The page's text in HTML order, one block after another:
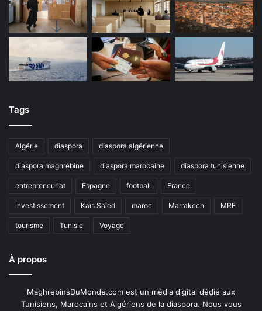
Tags
Algérie diaspora diaspora algérienne
diaspora maghrébine diaspora marocaine diaspora tunisienne
entrepreneuriat Espagne football France
investissement Kaïs Saïed maroc Marrakech MRE
tourisme Tunisie Voyage
À propos
MaghrebinsDuMonde.com est un média digital dédié aux
Tunisiens, Marocains et Algériens de la diaspora. Nous vous